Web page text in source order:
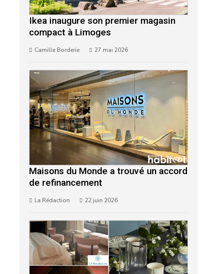
Ikea inaugure son premier magasin
compact à Limoges
Camille Borderie 27 mai 2026
Maisons du Monde a trouvé un accord
de refinancement
La Rédaction 22 juin 2026